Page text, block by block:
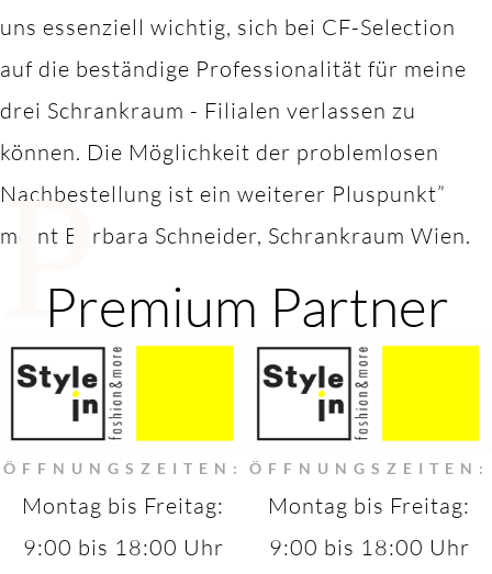
uns essenziell wichtig, sich bei CF-Selection
auf die beständige Professionalität für meine
drei Schrankraum - Filialen verlassen zu
können. Die Möglichkeit der problemlosen
Nachbestellung ist ein weiterer Pluspunkt”
meint Barbara Schneider, Schrankraum Wien.
PPremium Partner
ÖFFNUNGSZEITEN:
Montag bis Freitag:
9:00 bis 18:00 Uhr
ÖFFNUNGSZEITEN:
Montag bis Freitag:
9:00 bis 18:00 Uhr